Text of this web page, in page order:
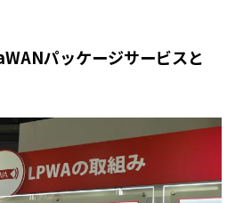
パッケージサービスと